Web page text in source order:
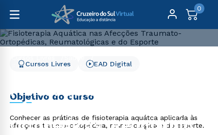
0
Fisio. Aquática nas Afecções Traumato-Ortopédicas,
Fisio. Aquática nas
Afecções Traumato-
Ortopédicas, Reumatolog.
Cursos Livres EAD Digital
Objetivo do curso
Conhecer as práticas de fisioterapia aquátca aplicada às
afecções traumo-ortopédica, reumatologica e do esporte.